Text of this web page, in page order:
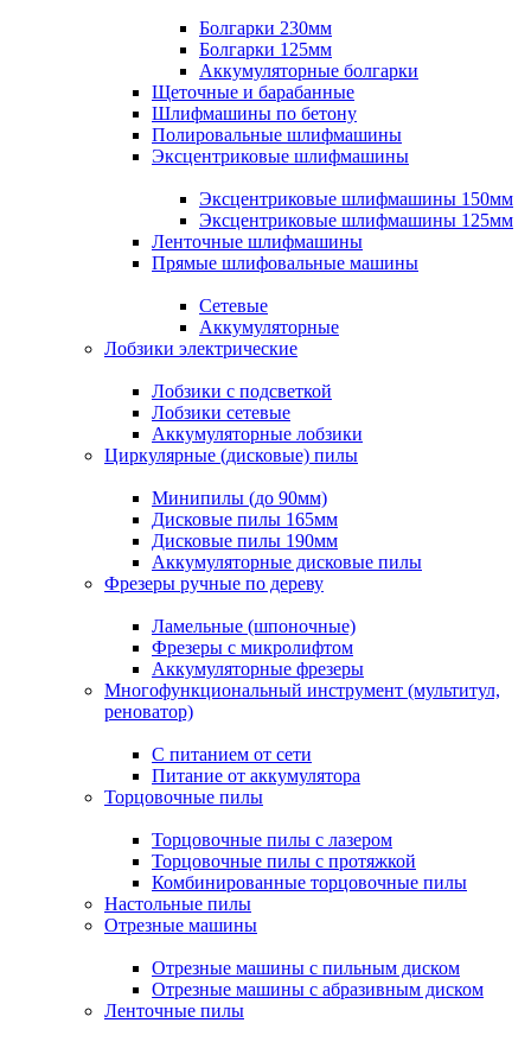
Болгарки 230мм
Болгарки 125мм
Аккумуляторные болгарки
Щеточные и барабанные
Шлифмашины по бетону
Полировальные шлифмашины
Эксцентриковые шлифмашины
Эксцентриковые шлифмашины 150мм
Эксцентриковые шлифмашины 125мм
Ленточные шлифмашины
Прямые шлифовальные машины
Сетевые
Аккумуляторные
Лобзики электрические
Лобзики с подсветкой
Лобзики сетевые
Аккумуляторные лобзики
Циркулярные (дисковые) пилы
Минипилы (до 90мм)
Дисковые пилы 165мм
Дисковые пилы 190мм
Аккумуляторные дисковые пилы
Фрезеры ручные по дереву
Ламельные (шпоночные)
Фрезеры с микролифтом
Аккумуляторные фрезеры
Многофункциональный инструмент (мультитул,
реноватор)
С питанием от сети
Питание от аккумулятора
Торцовочные пилы
Торцовочные пилы с лазером
Торцовочные пилы с протяжкой
Комбинированные торцовочные пилы
Настольные пилы
Отрезные машины
Отрезные машины с пильным диском
Отрезные машины с абразивным диском
Ленточные пилы